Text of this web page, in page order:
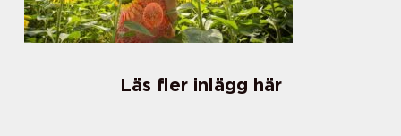
Läs fler inlägg här